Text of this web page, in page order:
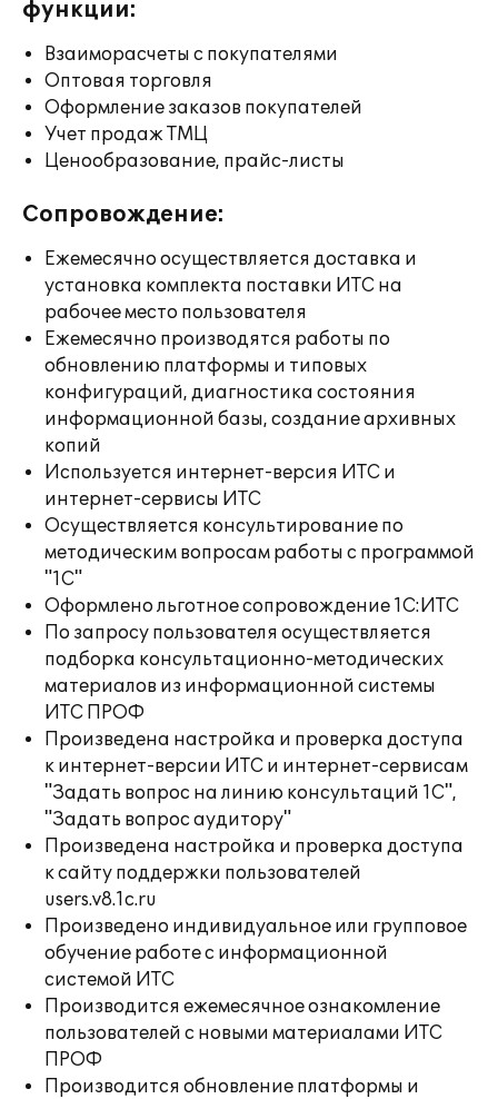
функции:
Взаиморасчеты с покупателями
Оптовая торговля
Оформление заказов покупателей
Учет продаж ТМЦ
Ценообразование, прайс-листы
Сопровождение:
Ежемесячно осуществляется доставка и
установка комплекта поставки ИТС на
рабочее место пользователя
Ежемесячно производятся работы по
обновлению платформы и типовых
конфигураций, диагностика состояния
информационной базы, создание архивных
копий
Используется интернет-версия ИТС и
интернет-сервисы ИТС
Осуществляется консультирование по
методическим вопросам работы с программой
"1С"
Оформлено льготное сопровождение 1С:ИТС
По запросу пользователя осуществляется
подборка консультационно-методических
материалов из информационной системы
ИТС ПРОФ
Произведена настройка и проверка доступа
к интернет-версии ИТС и интернет-сервисам
"Задать вопрос на линию консультаций 1С",
"Задать вопрос аудитору"
Произведена настройка и проверка доступа
к сайту поддержки пользователей
users.v8.1c.ru
Произведено индивидуальное или групповое
обучение работе с информационной
системой ИТС
Производится ежемесячное ознакомление
пользователей с новыми материалами ИТС
ПРОФ
Производится обновление платформы и